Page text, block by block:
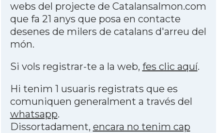
webs del projecte de Catalansalmon.com
que fa 21 anys que posa en contacte
desenes de milers de catalans d'arreu del
món.
Si vols registrar-te a la web, fes clic aquí.
Hi tenim 1 usuaris registrats que es
comuniquen generalment a través del
whatsapp.
Dissortadament, encara no tenim cap